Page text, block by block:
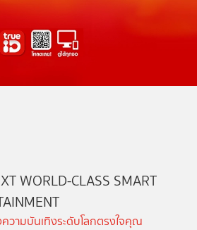
WORLD-CLASS SMART
วามบันเทิงระดับโลกตรงใจคุณ